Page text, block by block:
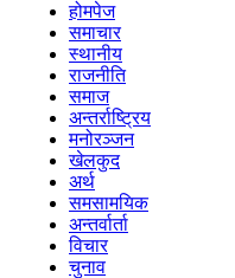
होमपेज
समाचार
स्थानीय
राजनीति
समाज
अन्तर्राष्ट्रिय
मनोरञ्जन
खेलकुद
अर्थ
समसामयिक
अन्तर्वार्ता
विचार
चुनाव